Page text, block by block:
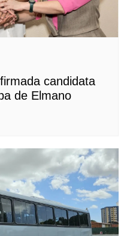
candidata
de Elmano